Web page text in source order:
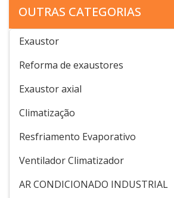
OUTRAS CATEGORIAS
Exaustor
Reforma de exaustores
Exaustor axial
Climatização
Resfriamento Evaporativo
Ventilador Climatizador
AR CONDICIONADO INDUSTRIAL